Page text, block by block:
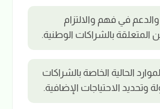
في فهم والالتزام
المتعلقة بالشراكات الوطنية.
الحالية الخاصة بالشراكات
وتحديد الاحتياجات الإضافية.